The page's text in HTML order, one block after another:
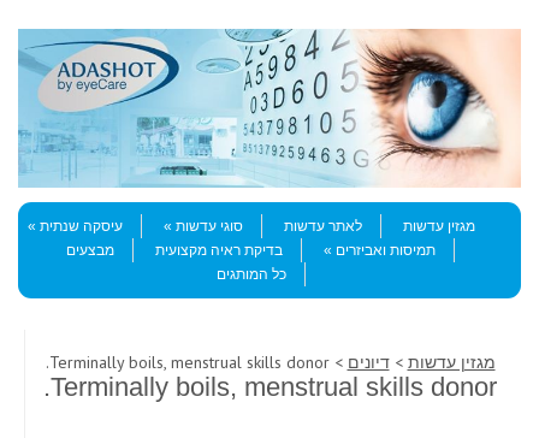
Menu
Skip to content
מגזין עדשות
לאתר עדשות סוגי עדשות
עיסקה שנתית
תמיסות ואביזרים
בדיקת ראיה מקצועית
מבצעים
כל המותגים
מגזין עדשות >דיונים > Terminally boils, menstrual skills donor.
Terminally boils, menstrual skills donor.